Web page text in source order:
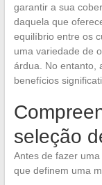
garantir a sua
daquela que
equilíbrio entre os
uma variedade de
árdua. No entanto,
benefícios
seleção
Antes de fazer
que definem uma